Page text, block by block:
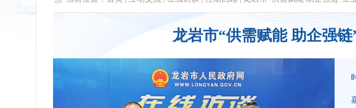
龙岩市“供需赋能 助企强